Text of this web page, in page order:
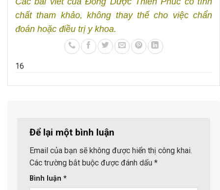
chất tham khảo, không thay thế cho việc chẩn
đoán hoặc điều trị y khoa.
16
Để lại một bình luận
Email của bạn sẽ không được hiển thị công khai.
Các trường bắt buộc được đánh dấu *
Bình luận *